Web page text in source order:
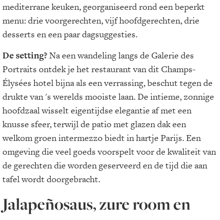
mediterrane keuken, georganiseerd rond een beperkt
menu: drie voorgerechten, vijf hoofdgerechten, drie
desserts en een paar dagsuggesties.
De setting?Na een wandeling langs de Galerie des
Portraits ontdek je het restaurant van dit Champs-
Élysées hotel bijna als een verrassing, beschut tegen de
drukte van 's werelds mooiste laan. De intieme, zonnige
hoofdzaal wisselt eigentijdse elegantie af met een
knusse sfeer, terwijl de patio met glazen dak een
welkom groen intermezzo biedt in hartje Parijs. Een
omgeving die veel goeds voorspelt voor de kwaliteit van
de gerechten die worden geserveerd en de tijd die aan
tafel wordt doorgebracht.
Jalapeñosaus, zure room en